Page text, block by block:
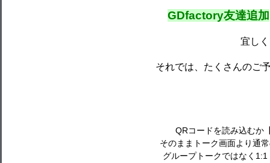
GDfactory友達追加
宜し
それでは、たくさんのご
QRコードを読み込むか
そのままトーク画面より通
グループトークではなく